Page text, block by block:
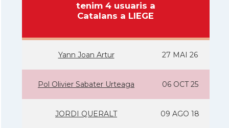
tenim 4 usuaris a
Catalans a LIEGE
Yann Joan Artur 27 MAI 26
Pol Olivier Sabater Urteaga 06 OCT 25
JORDI QUERALT 09 AGO 18